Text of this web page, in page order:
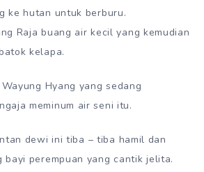
ke hutan untuk berburu.
Raja buang air kecil yang kemudian
kelapa.
Hyang yang sedang
meminum air seni itu.
dewi ini tiba – tiba hamil dan
bayi perempuan yang cantik jelita.